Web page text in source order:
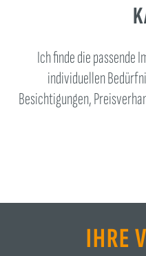
Ich finde die passende
individuellen
Besichtigungen,
IHRE